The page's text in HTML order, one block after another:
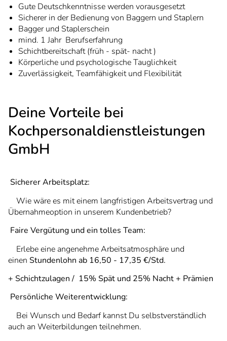
Gute Deutschkenntnisse werden vorausgesetzt
Sicherer in der Bedienung von Baggern und Staplern
Bagger und Staplerschein
mind. 1 Jahr Berufserfahrung
Schichtbereitschaft (früh - spät- nacht )
Körperliche und psychologische Tauglichkeit
Zuverlässigkeit, Teamfähigkeit und Flexibilität
Deine Vorteile bei
Kochpersonaldienstleistungen
GmbH
Sicherer Arbeitsplatz:
Wie wäre es mit einem langfristigen Arbeitsvertrag und
Übernahmeoption in unserem Kundenbetrieb?
Faire Vergütung und ein tolles Team:
Erlebe eine angenehme Arbeitsatmosphäre und
einen Stundenlohn ab 16,50 - 17,35 €/Std.
+ Schichtzulagen / 15% Spät und 25% Nacht + Prämien
Persönliche Weiterentwicklung:
Bei Wunsch und Bedarf kannst Du selbstverständlich
auch an Weiterbildungen teilnehmen.